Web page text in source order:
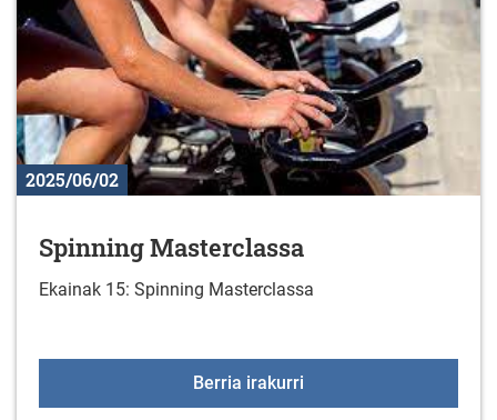
2025/06/02
Spinning Masterclassa
Ekainak 15: Spinning Masterclassa
Berria irakurri